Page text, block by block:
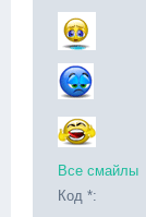
Все смайлы
Код *: